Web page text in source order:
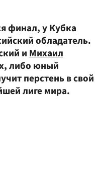
финал, у Кубка
обладатель.
иМихаил
либо юный
перстень в свой
лиге мира.